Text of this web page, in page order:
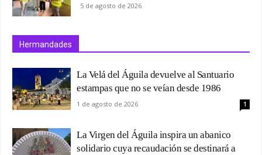
5 de agosto de 2026
Hermandades
La Velá del Águila devuelve al Santuario
estampas que no se veían desde 1986
1 de agosto de 2026 1
La Virgen del Águila inspira un abanico
solidario cuya recaudación se destinará a